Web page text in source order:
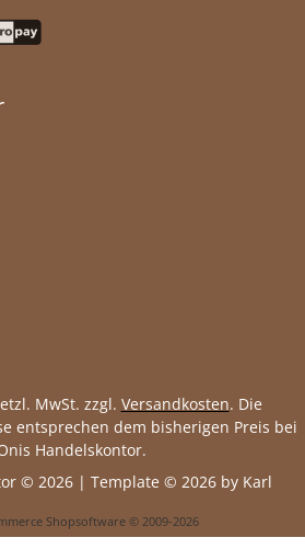
MwSt. zzgl. Versandkosten. Die
entsprechen dem bisherigen Preis bei
Handelskontor.
© 2026 | Template © 2026 by Karl
Shopsoftware © 2009-2026